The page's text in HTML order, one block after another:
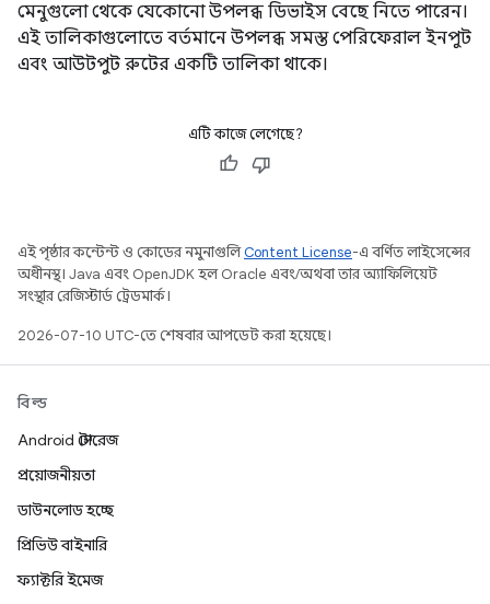
মেনুগুলো থেকে যেকোনো উপলব্ধ ডিভাইস বেছে নিতে পারেন।
এই তালিকাগুলোতে বর্তমানে উপলব্ধ সমস্ত পেরিফেরাল ইনপুট
এবং আউটপুট রুটের একটি তালিকা থাকে।
এটি কাজে লেগেছে?
এই পৃষ্ঠার কন্টেন্ট ও কোডের নমুনাগুলিContent License-এ বর্ণিত লাইসেন্সের
অধীনস্থ। Java এবং OpenJDK হল Oracle এবং/অথবা তার অ্যাফিলিয়েট
সংস্থার রেজিস্টার্ড ট্রেডমার্ক।
2026-07-10 UTC-তে শেষবার আপডেট করা হয়েছে।
বিল্ড
Android স্টোরেজ
প্রয়োজনীয়তা
ডাউনলোড হচ্ছে
প্রিভিউ বাইনারি
ফ্যাক্টরি ইমেজ